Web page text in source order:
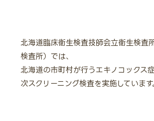
北海道臨床衛生検査技師会立衛生検査
検査所）では、
北海道の市町村が行うエキノコックス
次スクリーニング検査を実施しています。